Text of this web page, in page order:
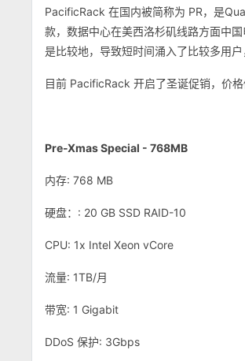
PacificRack 在国内被简称为 PR，是
款，数据中心在美西洛杉矶线路方面中
是比较地，导致短时间涌入了比较多用户
目前 PacificRack 开启了圣诞促销，价格
Pre-Xmas Special - 768MB
内存: 768 MB
硬盘：: 20 GB SSD RAID-10
CPU: 1x Intel Xeon vCore
流量: 1TB/月
带宽: 1 Gigabit
DDoS 保护: 3Gbps